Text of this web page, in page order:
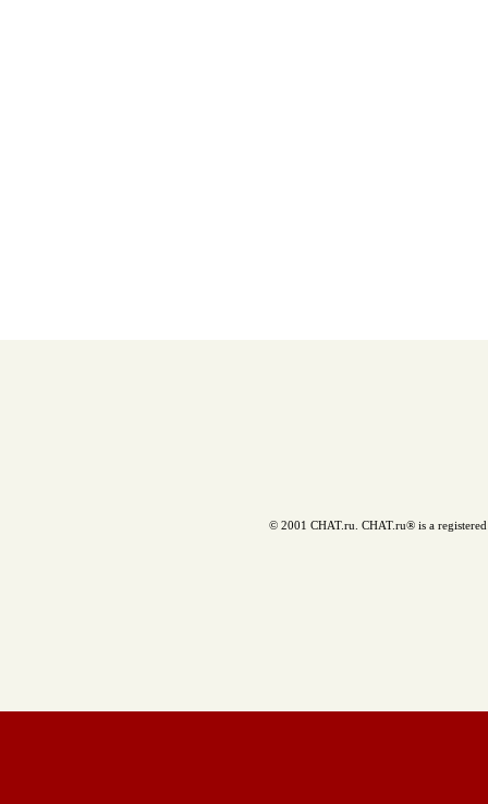
© 2001 CHAT.ru. CHAT.ru® is a